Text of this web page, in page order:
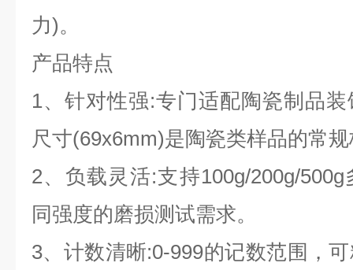
力)。
产品特点
1、针对性强:专门适配陶瓷制品
尺寸(69x6mm)是陶瓷类样品的常
2、负载灵活:支持100g/200g/
同强度的磨损测试需求。
3、计数清晰:0-999的记数范围，